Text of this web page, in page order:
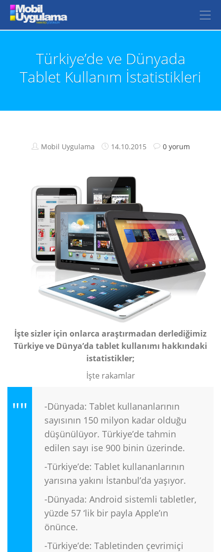
Türkiye’de ve Dünyada
Tablet Kullanım İstatistikleri
Mobil Uygulama 14.10.2015 0 yorum
İşte sizler için onlarca araştırmadan derlediğimiz
Türkiye ve Dünya’da tablet kullanımı hakkındaki
istatistikler;
İşte rakamlar
-Dünyada: Tablet kullananlarının
sayısının 150 milyon kadar olduğu
düşünülüyor. Türkiye’de tahmin
edilen sayı ise 900 binin üzerinde.
-Türkiye’de: Tablet kullananlarının
yarısına yakını İstanbul’da yaşıyor.
-Dünyada: Android sistemli tabletler,
yüzde 57 ‘lik bir payla Apple’ın
önünce.
-Türkiye’de: Tabletinden çevrimiçi